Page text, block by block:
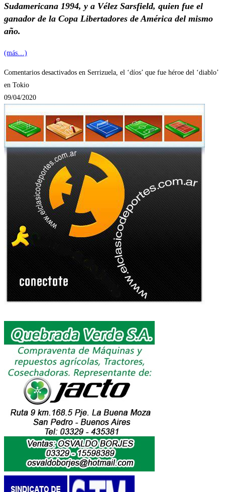
Sudamericana 1994, y a Vélez Sarsfield, quien fue el
ganador de la Copa Libertadores de América del mismo
año.
(más…)
Comentarios desactivados en Serrizuela, el ‘díos’ que fue héroe del ‘diablo’
en Tokio
09/04/2020